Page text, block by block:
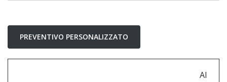
PREVENTIVO PERSONALIZZATO
Al